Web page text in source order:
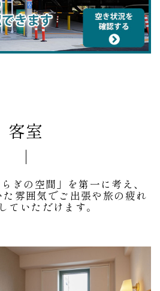
客室
ぎの空間」を第一に考え、
雰囲気でご出張や旅の疲れ
ていただけます。